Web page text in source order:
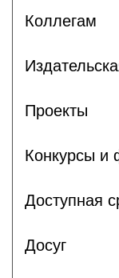
Коллегам
Проекты
Конкурсы и
Доступная
Досуг